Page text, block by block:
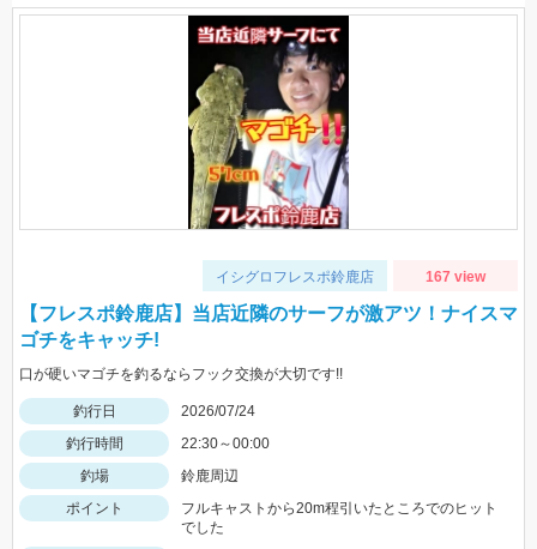
イシグロフレスポ鈴鹿店 167 view
【フレスポ鈴鹿店】当店近隣のサーフが激アツ！ナイスマ
ゴチをキャッチ!
口が硬いマゴチを釣るならフック交換が大切です!!
釣行日
2026/07/24
釣行時間
22:30～00:00
釣場
鈴鹿周辺
ポイント
フルキャストから20m程引いたところでのヒット
でした